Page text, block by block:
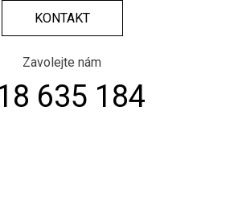
KONTAKT
Zavolejte nám
635 184